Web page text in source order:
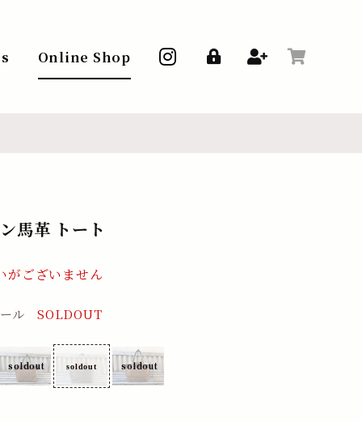
Online Shop
馬革 トート
がございません
ル SOLDOUT